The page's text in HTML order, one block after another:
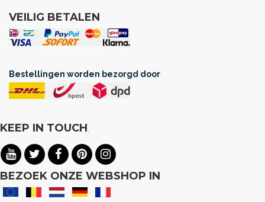
VEILIG BETALEN
Bestellingen worden bezorgd door
KEEP IN TOUCH.
BEZOEK ONZE WEBSHOP IN